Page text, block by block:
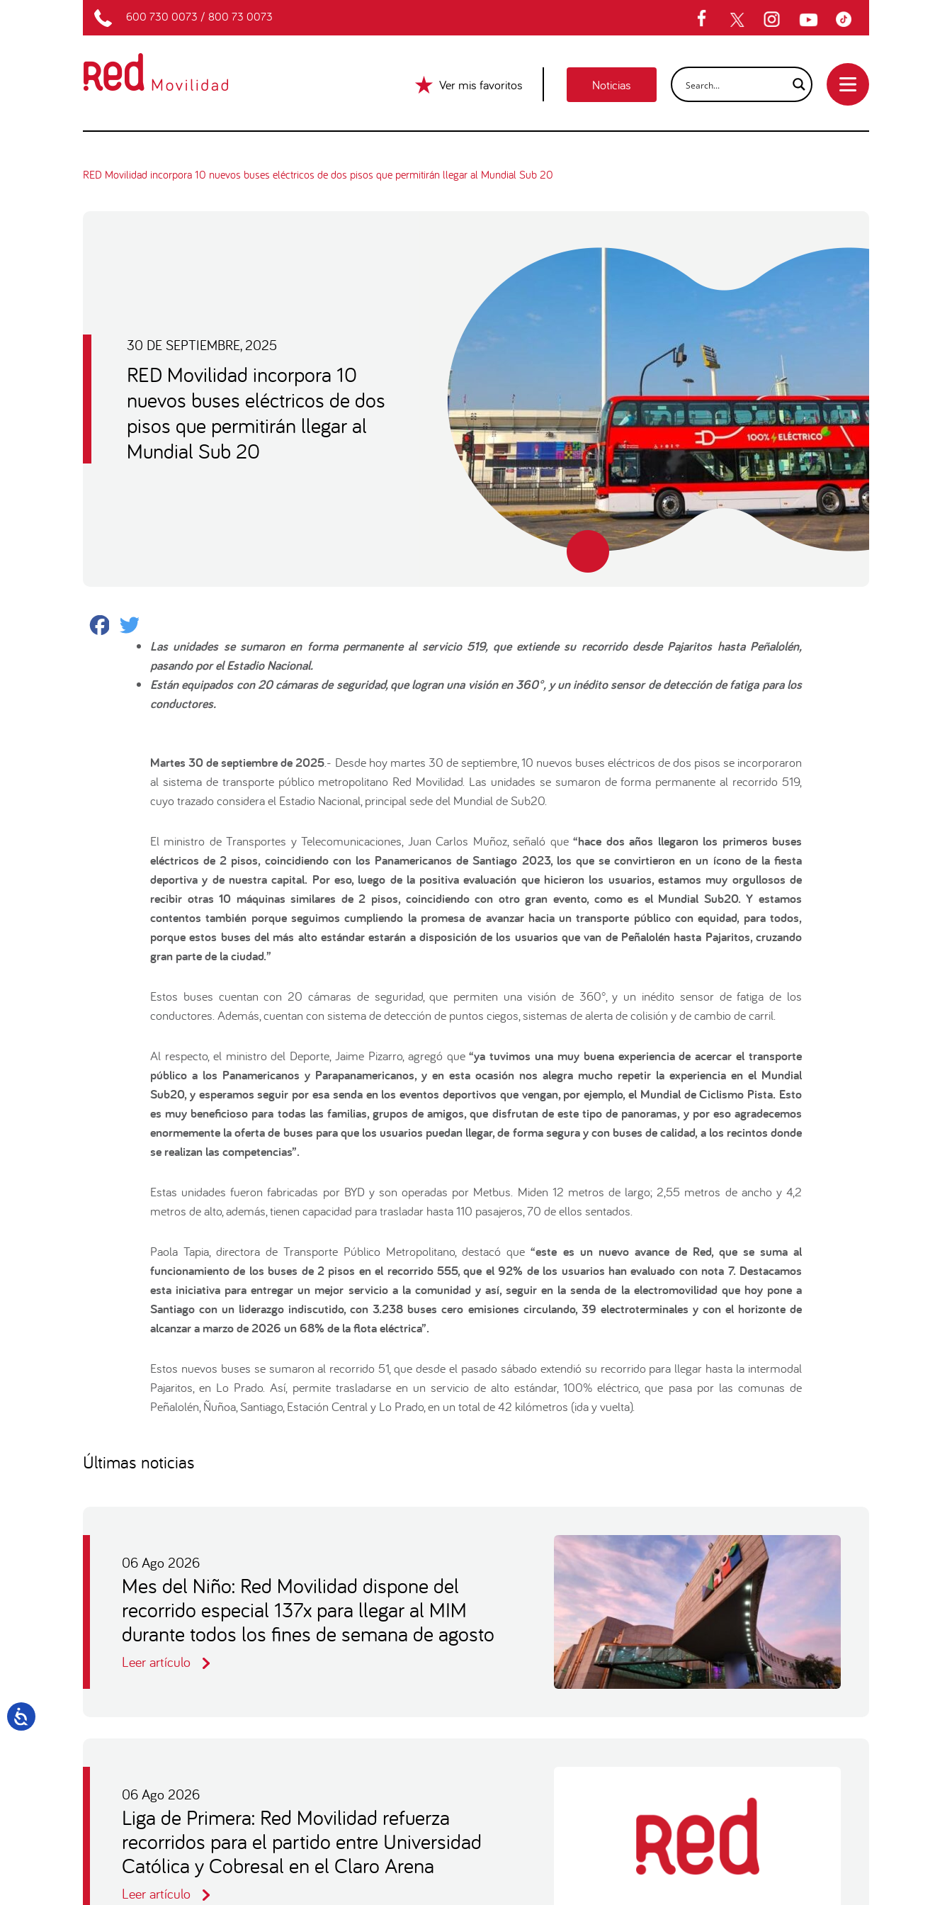
600 730 0073 / 800 73 0073
Ver mis favoritos Noticias
RED Movilidad incorpora 10 nuevos buses eléctricos de dos pisos que permitirán llegar al Mundial Sub 20
30 DE SEPTIEMBRE, 2025
RED Movilidad incorpora 10
nuevos buses eléctricos de dos
pisos que permitirán llegar al
Mundial Sub 20
Facebook
Las unidades se sumaron en forma permanente al servicio 519, que extiende su recorrido desde Pajaritos hasta Peñalolén,
pasando por el Estadio Nacional.
Están equipados con 20 cámaras de seguridad, que logran una visión en 360°, y un inédito sensor de detección de fatiga para los
conductores.
Martes 30 de septiembre de 2025.- Desde hoy martes 30 de septiembre, 10 nuevos buses eléctricos de dos pisos se incorporaron
al sistema de transporte público metropolitano Red Movilidad. Las unidades se sumaron de forma permanente al recorrido 519,
cuyo trazado considera el Estadio Nacional, principal sede del Mundial de Sub20.
El ministro de Transportes y Telecomunicaciones, Juan Carlos Muñoz, señaló que“hace dos años llegaron los primeros buses
eléctricos de 2 pisos, coincidiendo con los Panamericanos de Santiago 2023, los que se convirtieron en un ícono de la fiesta
deportiva y de nuestra capital. Por eso, luego de la positiva evaluación que hicieron los usuarios, estamos muy orgullosos de
recibir otras 10 máquinas similares de 2 pisos, coincidiendo con otro gran evento, como es el Mundial Sub20. Y estamos
contentos también porque seguimos cumpliendo la promesa de avanzar hacia un transporte público con equidad, para todos,
porque estos buses del más alto estándar estarán a disposición de los usuarios que van de Peñalolén hasta Pajaritos, cruzando
gran parte de la ciudad.”
Estos buses cuentan con 20 cámaras de seguridad, que permiten una visión de 360°, y un inédito sensor de fatiga de los
conductores. Además, cuentan con sistema de detección de puntos ciegos, sistemas de alerta de colisión y de cambio de carril.
Al respecto, el ministro del Deporte, Jaime Pizarro, agregó que“ya tuvimos una muy buena experiencia de acercar el transporte
público a los Panamericanos y Parapanamericanos, y en esta ocasión nos alegra mucho repetir la experiencia en el Mundial
Sub20, y esperamos seguir por esa senda en los eventos deportivos que vengan, por ejemplo, el Mundial de Ciclismo Pista. Esto
es muy beneficioso para todas las familias, grupos de amigos, que disfrutan de este tipo de panoramas, y por eso agradecemos
enormemente la oferta de buses para que los usuarios puedan llegar, de forma segura y con buses de calidad, a los recintos donde
se realizan las competencias”.
Estas unidades fueron fabricadas por BYD y son operadas por Metbus. Miden 12 metros de largo; 2,55 metros de ancho y 4,2
metros de alto, además, tienen capacidad para trasladar hasta 110 pasajeros, 70 de ellos sentados.
Paola Tapia, directora de Transporte Público Metropolitano, destacó que“este es un nuevo avance de Red, que se suma al
funcionamiento de los buses de 2 pisos en el recorrido 555, que el 92% de los usuarios han evaluado con nota 7. Destacamos
esta iniciativa para entregar un mejor servicio a la comunidad y así, seguir en la senda de la electromovilidad que hoy pone a
Santiago con un liderazgo indiscutido, con 3.238 buses cero emisiones circulando, 39 electroterminales y con el horizonte de
alcanzar a marzo de 2026 un 68% de la flota eléctrica”.
Estos nuevos buses se sumaron al recorrido 51, que desde el pasado sábado extendió su recorrido para llegar hasta la intermodal
Pajaritos, en Lo Prado. Así, permite trasladarse en un servicio de alto estándar, 100% eléctrico, que pasa por las comunas de
Peñalolén, Ñuñoa, Santiago, Estación Central y Lo Prado, en un total de 42 kilómetros (ida y vuelta).
Últimas noticias
06 Ago 2026
Mes del Niño: Red Movilidad dispone del
recorrido especial 137x para llegar al MIM
durante todos los fines de semana de agosto
Leer artículo
06 Ago 2026
Liga de Primera: Red Movilidad refuerza
recorridos para el partido entre Universidad
Católica y Cobresal en el Claro Arena
Leer artículo